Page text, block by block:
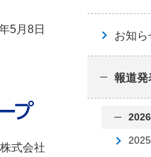
5月8日
式会社
お知ら
報道発